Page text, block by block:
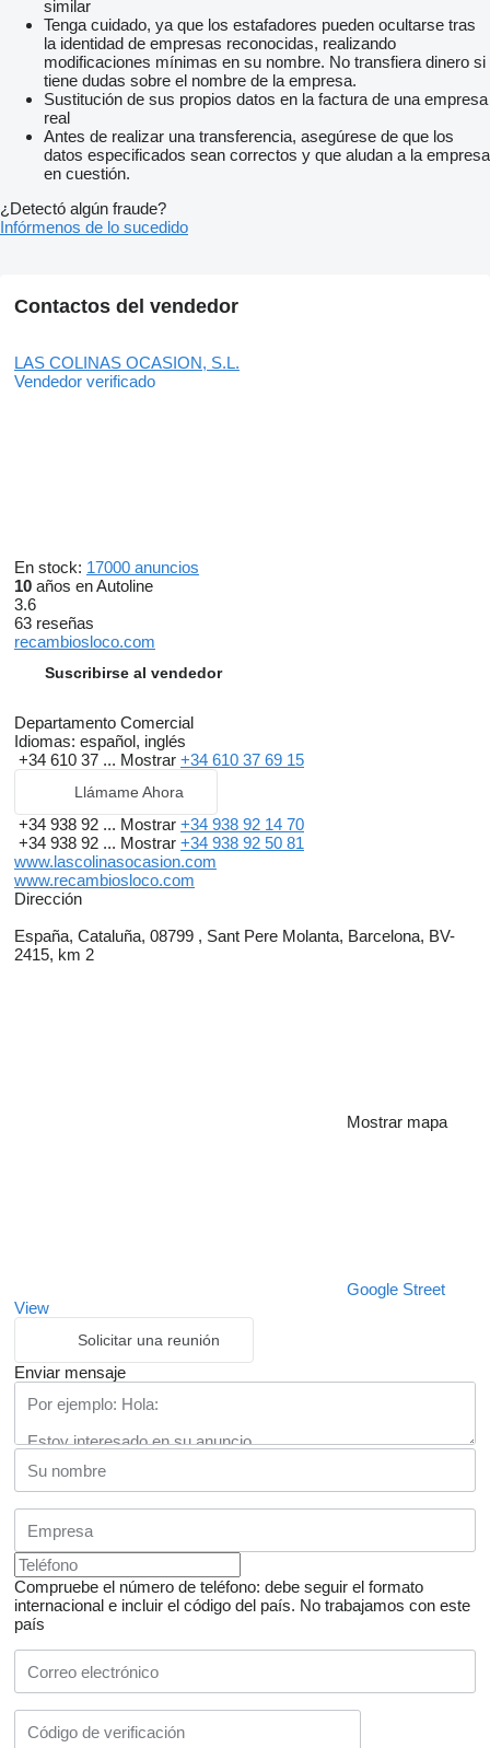
similar
Tenga cuidado, ya que los estafadores pueden ocultarse tras
la identidad de empresas reconocidas, realizando
modificaciones mínimas en su nombre. No transfiera dinero si
tiene dudas sobre el nombre de la empresa.
Sustitución de sus propios datos en la factura de una empresa
real
Antes de realizar una transferencia, asegúrese de que los
datos especificados sean correctos y que aludan a la empresa
en cuestión.
¿Detectó algún fraude?
Infórmenos de lo sucedido
Contactos del vendedor
LAS COLINAS OCASION, S.L.
Vendedor verificado
En stock: 17000 anuncios
10 años en Autoline
3.6
63 reseñas
recambiosloco.com
Suscribirse al vendedor
Departamento Comercial
Idiomas: español, inglés
+34 610 37 ... Mostrar +34 610 37 69 15
Llámame Ahora
+34 938 92 ... Mostrar +34 938 92 14 70
+34 938 92 ... Mostrar +34 938 92 50 81
www.lascolinasocasion.com
www.recambiosloco.com
Dirección
España, Cataluña, 08799 , Sant Pere Molanta, Barcelona, BV-
2415, km 2
Mostrar mapa
Google Street
View
Solicitar una reunión
Enviar mensaje
Compruebe el número de teléfono: debe seguir el formato
internacional e incluir el código del país. No trabajamos con este
país